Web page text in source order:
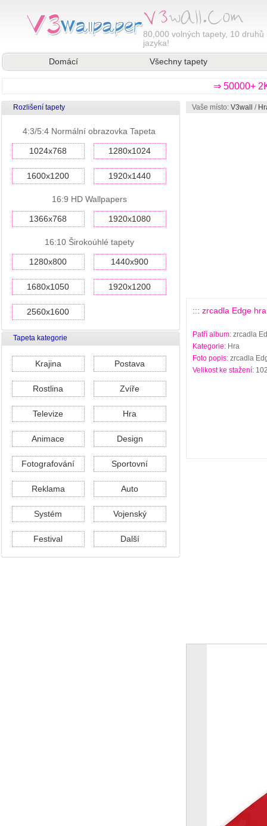
80,000 volných tapety, 10 druhů
jazyka!
Domácí
Všechny tapety
⇒ 50000+
Rozlišení tapety
4:3/5:4 Normální obrazovka Tapeta
1024x768 1280x1024
1600x1200 1920x1440
16:9 HD Wallpapers
1366x768 1920x1080
16:10 Širokoúhlé tapety
1280x800 1440x900
1680x1050 1920x1200
2560x1600
Tapeta kategorie
Krajina Postava
Rostlina Zvíře
Televize Hra
Animace Design
Fotografování Sportovní
Reklama Auto
Systém Vojenský
Festival Další
Vaše místo: V3wall /
::: zrcadla Edge
Patří album: zrcadla
Kategorie: Hra
Foto popis: zrcadla
Velikost ke stažení: